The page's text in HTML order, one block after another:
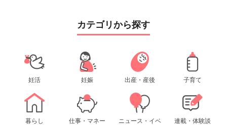
カテゴリから探す
妊活 妊娠 出産・産後 子育て
暮らし 仕事・マネー
ニュース・イベ
連載・体験談